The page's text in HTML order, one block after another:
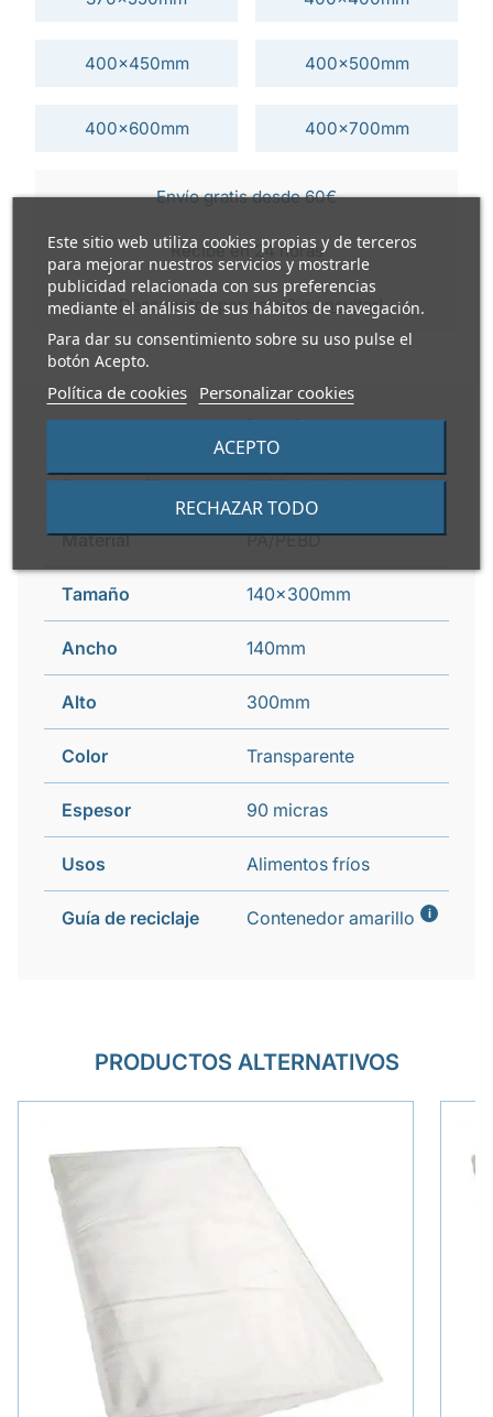
Este sitio web utiliza cookies propias y de terceros
para mejorar nuestros servicios y mostrarle
publicidad relacionada con sus preferencias
mediante el análisis de sus hábitos de navegación.
Para dar su consentimiento sobre su uso pulse el
botón Acepto.
Política de cookies Personalizar cookies
RECHAZAR TODO
ACEPTO
400x450mm 400x500mm
400x600mm 400x700mm
Envío gratis desde 60€
Recibe en 24 horas
¿Descuentos por palet?¡consultar!
Presentación 1000 unidades
Material PA/PEBD
Tamaño 140x300mm
Ancho 140mm
Alto 300mm
Color Transparente
Espesor 90 micras
Usos Alimentos fríos
Guía de reciclaje Contenedor amarillo i
PRODUCTOS ALTERNATIVOS